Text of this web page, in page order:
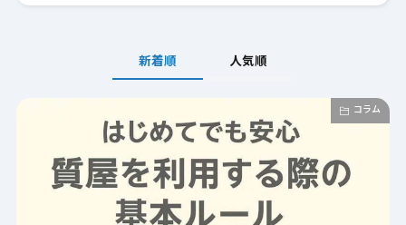
新着順 人気順
コラム